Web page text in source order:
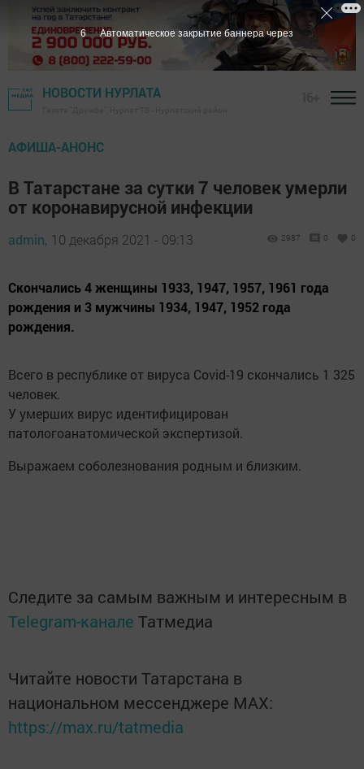
НОВОСТИ НУРЛАТА
АФИША-АНОНС
В Татарстане за сутки 7 человек умерли
от коронавирусной инфекции
admin, 10 декабря 2021 - 09:13 2987 0 0
Скончались 4 женщины 1933, 1947, 1957, 1961 года
рождения и 3 мужчины 1934, 1947, 1952 года
рождения.
Всего в республике от вируса Covid-19 скончались 1 325
человек.
У умерших вирус идентифицирован
патологоанатомической экспертизой.
Выражаем соболезнования родным и близким.
Следите за самым важным и интересным в
Telegram-канале Татмедиа
Читайте новости Татарстана в
национальном мессенджере MАХ:
https://max.ru/tatmedia
5 Автоматическое закрытие баннера через